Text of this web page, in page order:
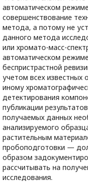
автоматическом
совершенствование
метода, а потому не
данного метода
или хромато-масс-
автоматическом
беспристрастной
учетом всех известных
иному
детектирования
публикации
получаемых данных
анализируемого
растительным
пробоподготовки —
образом
рассчитывать на
исследования.